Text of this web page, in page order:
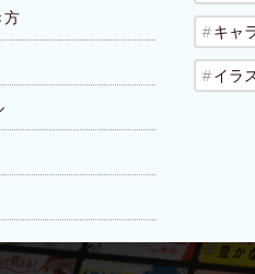
方
キャ
イラ